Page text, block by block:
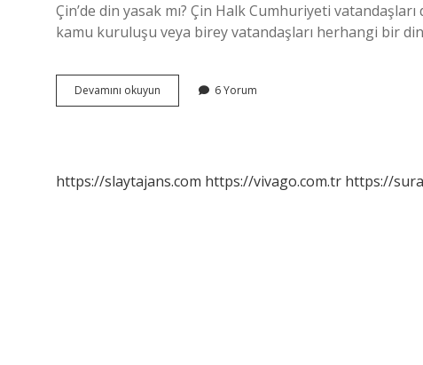
Çin’de din yasak mı? Çin Halk Cumhuriyeti
kamu kuruluşu veya birey vatandaşları herhangi bir
Devamını okuyun
Devletinin
6 Yorum
https://slaytajans.com https://vivago.com.tr https://